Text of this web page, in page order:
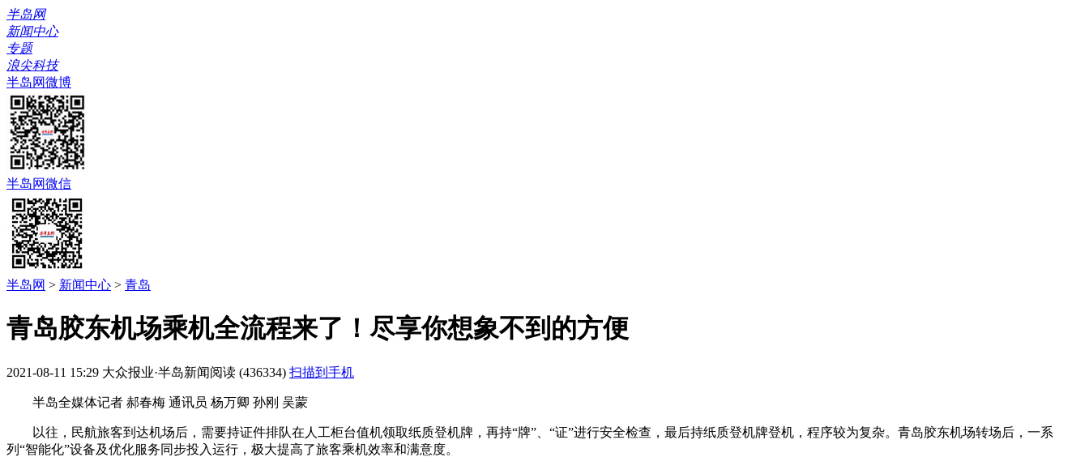
半岛网
新闻中心
专题
浪尖科技
半岛网微博
半岛网微信
半岛网 > 新闻中心 > 青岛
青岛胶东机场乘机全流程来了！尽享你想象不到的方便
2021-08-11 15:29 大众报业·半岛新闻阅读 (436334) 扫描到手机
半岛全媒体记者 郝春梅 通讯员 杨万卿 孙刚 吴蒙
以往，民航旅客到达机场后，需要持证件排队在人工柜台值机领取纸质登机牌，再持“牌”、“证”进行安全检查，最后持纸质登机牌登机，程序较为复杂。青岛胶东机场转场后，一系
列“智能化”设备及优化服务同步投入运行，极大提高了旅客乘机效率和满意度。